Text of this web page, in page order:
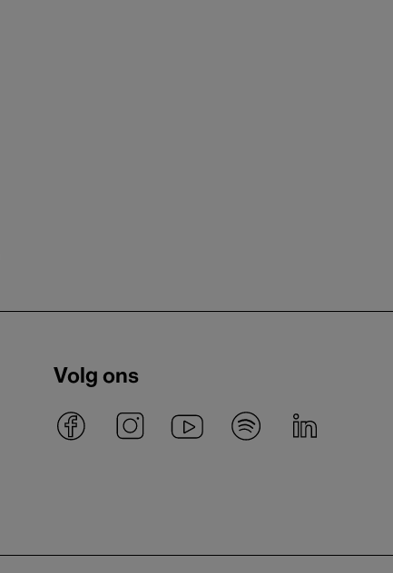
Volg ons